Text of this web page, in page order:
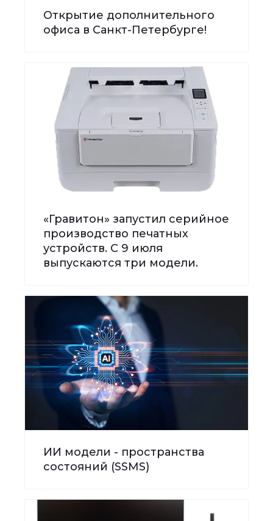
Открытие дополнительного
офиса в Санкт-Петербурге!
«Гравитон» запустил серийное
производство печатных
устройств. С 9 июля
выпускаются три модели.
ИИ модели - пространства
состояний (SSMS)